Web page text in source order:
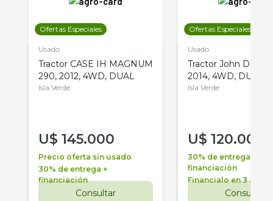
Ofertas Especiales
Usado
Tractor CASE IH MAGNUM
290, 2012, 4WD, DUAL
Isla Verde
U$ 145.000
Precio oferta sin usado
30% de entrega +
financiación
Consultar
Ofertas Especiales
Usado
Tractor John Deere
2014, 4WD, DUAL
Isla Verde
U$ 120.000
30% de entrega +
financiación
Financialo en 3 años
Consultar